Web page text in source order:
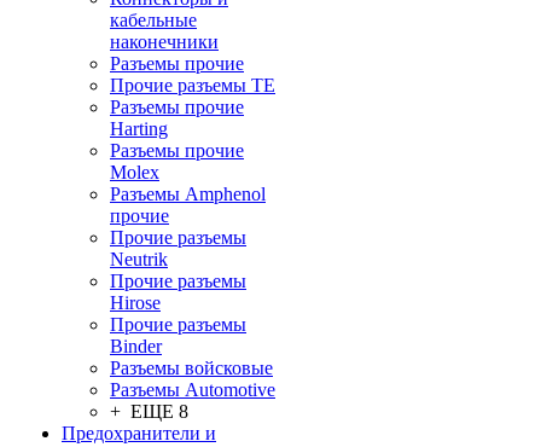
кабельные
наконечники
Разъeмы прочие
Прочие разъемы TE
Разъемы прочие
Harting
Разъемы прочие
Molex
Разъемы Amphenol
прочие
Прочие разъемы
Neutrik
Прочие разъемы
Hirose
Прочие разъемы
Binder
Разъемы войсковые
Разъeмы Automotive
+ ЕЩЕ 8
Предохранители и